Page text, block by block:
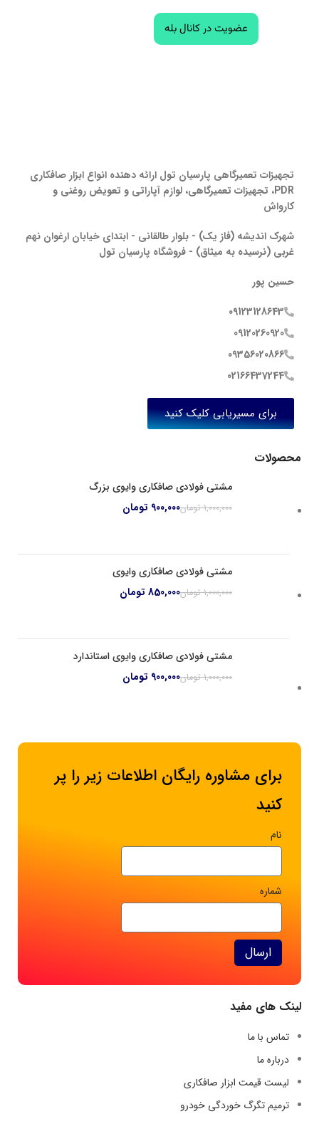
عضویت در کانال بله
تجهیزات تعمیرگاهی پارسیان تول ارائه دهنده انواع ابزار صافکاری
PDR، تجهیزات تعمیرگاهی، لوازم آپاراتی و تعویض روغنی و
کارواش
شهرک اندیشه (فاز یک) - بلوار طالقانی - ابتدای خیابان ارغوان نهم
غربی (نرسیده به میثاق) - فروشگاه پارسیان تول
حسین پور
09123128643
09120260920
09356020866
02166437244
برای مسیریابی کلیک کنید
محصولات
مشتی فولادی صافکاری وایوی بزرگ
1,000,000 تومان900,000 تومان
مشتی فولادی صافکاری وایوی
1,000,000 تومان850,000 تومان
مشتی فولادی صافکاری وایوی استاندارد
1,000,000 تومان900,000 تومان
برای مشاوره رایگان اطلاعات زیر را پر
کنید
نام
شماره
ارسال
لینک های مفید
تماس با ما
درباره ما
لیست قیمت ابزار صافکاری
ترمیم تگرگ خوردگی خودرو